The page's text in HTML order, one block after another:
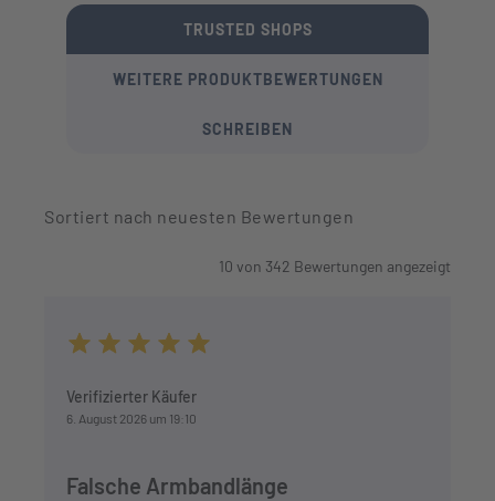
TRUSTED SHOPS
WEITERE PRODUKTBEWERTUNGEN
SCHREIBEN
Sortiert nach neuesten Bewertungen
10 von 342 Bewertungen angezeigt
Verifizierter Käufer
6. August 2026 um 19:10
Falsche Armbandlänge